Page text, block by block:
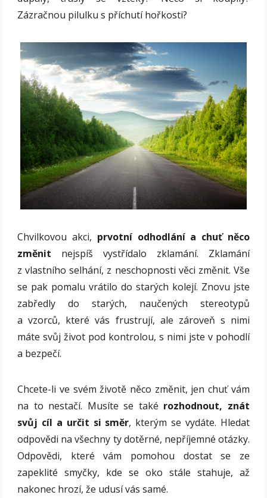
Zázračnou pilulku s příchutí hořkosti?
Chvilkovou akci, prvotní odhodlání a chuť něco
změnit nejspíš vystřídalo zklamání. Zklamání
z vlastního selhání, z neschopnosti věci změnit. Vše
se pak pomalu vrátilo do starých kolejí. Znovu jste
zabředly do starých, naučených stereotypů
a vzorců, které vás frustrují, ale zároveň s nimi
máte svůj život pod kontrolou, s nimi jste v pohodlí
a bezpečí.
Chcete-li ve svém životě něco změnit, jen chuť vám
na to nestačí. Musíte se také rozhodnout, znát
svůj cíl a určit si směr, kterým se vydáte. Hledat
odpovědi na všechny ty dotěrné, nepříjemné otázky.
Odpovědi, které vám pomohou dostat se ze
zapeklité smyčky, kde se oko stále stahuje, až
nakonec hrozí, že udusí vás samé.